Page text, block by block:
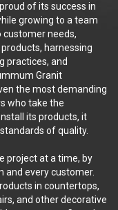
of its success in
growing to a team
customer needs,
harnessing
practices, and
Granit
the most demanding
who take the
its products, it
of quality.
project at a time, by
and every customer.
in countertops,
and other decorative